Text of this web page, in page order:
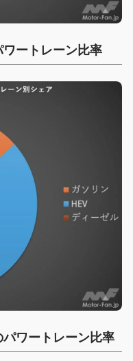
ートレーン比率
ワートレーン比率